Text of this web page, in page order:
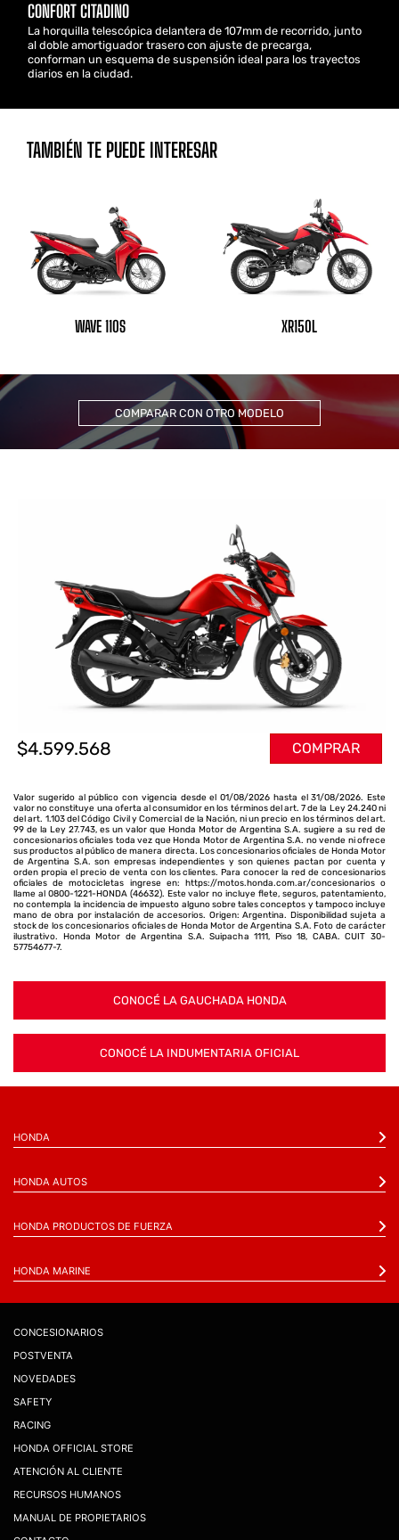
CONFORT CITADINO
La horquilla telescópica delantera de 107mm de recorrido, junto
al doble amortiguador trasero con ajuste de precarga,
conforman un esquema de suspensión ideal para los trayectos
diarios en la ciudad.
TAMBIÉN TE PUEDE INTERESAR
WAVE 110S XR150L
COMPARAR CON OTRO MODELO
$4.599.568 COMPRAR
Valor sugerido al público con vigencia desde el 01/08/2026 hasta el 31/08/2026. Este
valor no constituye una oferta al consumidor en los términos del art. 7 de la Ley 24.240 ni
del art. 1.103 del Código Civil y Comercial de la Nación, ni un precio en los términos del art.
99 de la Ley 27.743, es un valor que Honda Motor de Argentina S.A. sugiere a su red de
concesionarios oficiales toda vez que Honda Motor de Argentina S.A. no vende ni ofrece
sus productos al público de manera directa. Los concesionarios oficiales de Honda Motor
de Argentina S.A. son empresas independientes y son quienes pactan por cuenta y
orden propia el precio de venta con los clientes. Para conocer la red de concesionarios
oficiales de motocicletas ingrese en: https://motos.honda.com.ar/concesionarios o
llame al 0800-1221-HONDA (46632). Este valor no incluye flete, seguros, patentamiento,
no contempla la incidencia de impuesto alguno sobre tales conceptos y tampoco incluye
mano de obra por instalación de accesorios. Origen: Argentina. Disponibilidad sujeta a
stock de los concesionarios oficiales de Honda Motor de Argentina S.A. Foto de carácter
ilustrativo. Honda Motor de Argentina S.A. Suipacha 1111, Piso 18, CABA. CUIT 30-
57754677-7.
CONOCÉ LA INDUMENTARIA OFICIAL
CONOCÉ LA GAUCHADA HONDA
HONDA
HONDA AUTOS
HONDA PRODUCTOS DE FUERZA
HONDA MARINE
CONCESIONARIOS
POSTVENTA
NOVEDADES
SAFETY
RACING
HONDA OFFICIAL STORE
ATENCIÓN AL CLIENTE
RECURSOS HUMANOS
MANUAL DE PROPIETARIOS